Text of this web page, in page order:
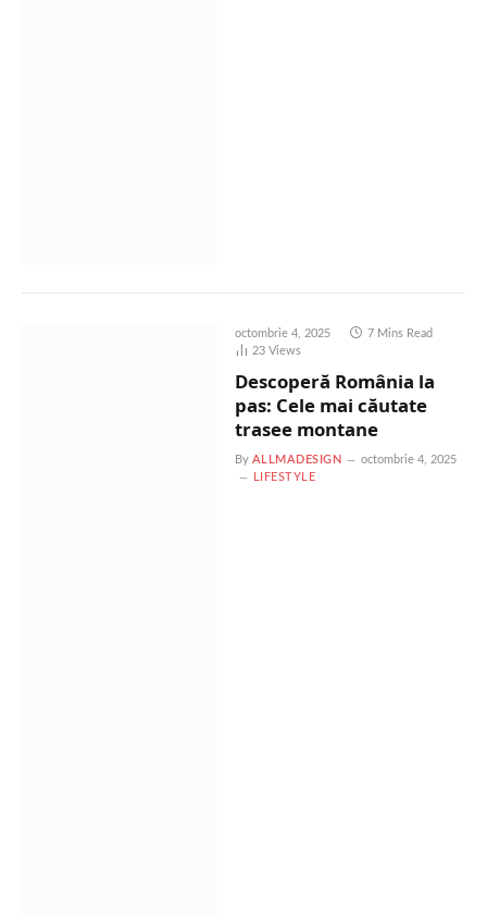
octombrie 4, 2025
7 Mins Read
23 Views
Descoperă România la
pas: Cele mai căutate
trasee montane
By ALLMADESIGN
octombrie 4, 2025
LIFESTYLE